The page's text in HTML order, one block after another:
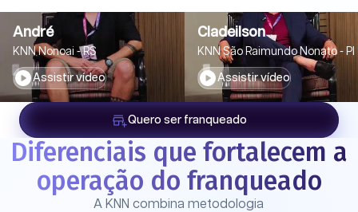
André
KNN Nonoai - RS
Assistir vídeo
Cladeilson
KNN São Raimundo Nonato - PI
Assistir vídeo
Quero ser franqueado
Diferenciais que fortalecem a
operação do franqueado
A KNN combina metodologia